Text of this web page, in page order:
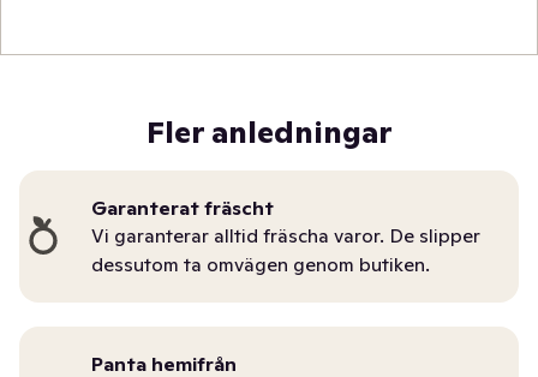
Fler anledningar
Garanterat fräscht
Vi garanterar alltid fräscha varor. De slipper
dessutom ta omvägen genom butiken.
Panta hemifrån